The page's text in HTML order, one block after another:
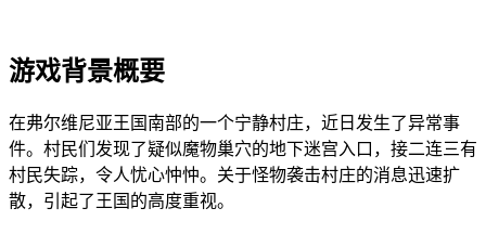
游戏背景概要
在弗尔维尼亚王国南部的一个宁静村庄，近日发生了异常事
件。村民们发现了疑似魔物巢穴的地下迷宫入口，接二连三有
村民失踪，令人忧心忡忡。关于怪物袭击村庄的消息迅速扩
散，引起了王国的高度重视。